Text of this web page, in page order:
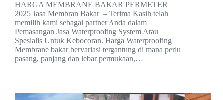
HARGA MEMBRANE BAKAR PERMETER
2025 Jasa Membran Bakar – Terima Kasih telah
memilih kami sebagai partner Anda dalam
Pemasangan Jasa Waterproofing System Atau
Spesialis Untuk Kebocoran. Harga Waterproofing
Membrane bakar bervariasi tergantung di mana perlu
pasang, panjang dan lebar permukaan,…